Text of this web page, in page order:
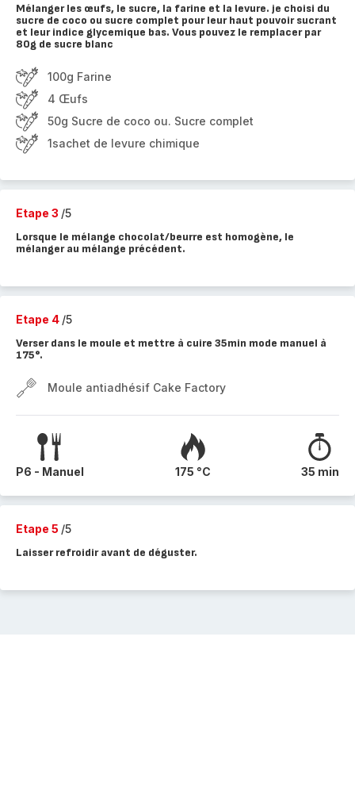
Mélanger les œufs, le sucre, la farine et la levure. je choisi du
sucre de coco ou sucre complet pour leur haut pouvoir sucrant
et leur indice glycemique bas. Vous pouvez le remplacer par
80g de sucre blanc
100g Farine
4 Œufs
50g Sucre de coco ou. Sucre complet
1sachet de levure chimique
Etape 3 /5
Lorsque le mélange chocolat/beurre est homogène, le
mélanger au mélange précédent.
Etape 4 /5
Verser dans le moule et mettre à cuire 35min mode manuel à
175°.
Moule antiadhésif Cake Factory
P6 - Manuel 175 °C 35 min
Etape 5 /5
Laisser refroidir avant de déguster.